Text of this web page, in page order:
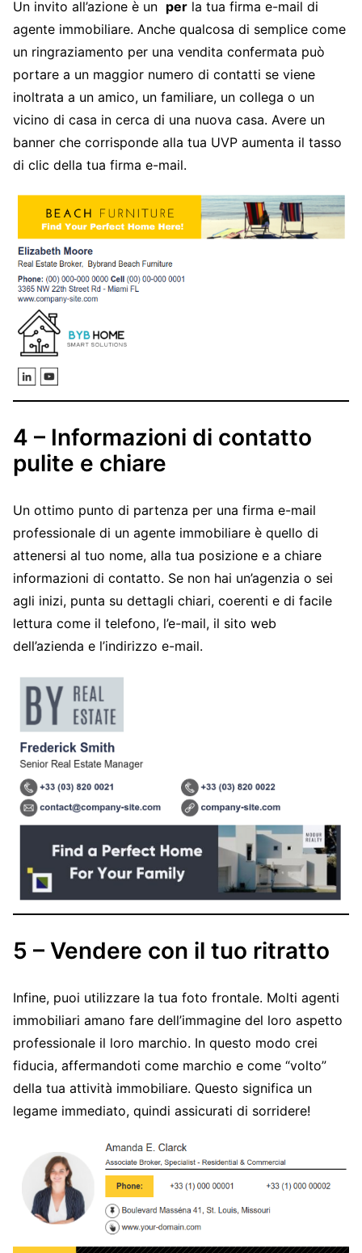
Un invito all’azione è un per la tua firma e-mail di
agente immobiliare. Anche qualcosa di semplice come
un ringraziamento per una vendita confermata può
portare a un maggior numero di contatti se viene
inoltrata a un amico, un familiare, un collega o un
vicino di casa in cerca di una nuova casa. Avere un
banner che corrisponde alla tua UVP aumenta il tasso
di clic della tua firma e-mail.
4 – Informazioni di contatto
pulite e chiare
Un ottimo punto di partenza per una firma e-mail
professionale di un agente immobiliare è quello di
attenersi al tuo nome, alla tua posizione e a chiare
informazioni di contatto. Se non hai un’agenzia o sei
agli inizi, punta su dettagli chiari, coerenti e di facile
lettura come il telefono, l’e-mail, il sito web
dell’azienda e l’indirizzo e-mail.
5 – Vendere con il tuo ritratto
Infine, puoi utilizzare la tua foto frontale. Molti agenti
immobiliari amano fare dell’immagine del loro aspetto
professionale il loro marchio. In questo modo crei
fiducia, affermandoti come marchio e come “volto”
della tua attività immobiliare. Questo significa un
legame immediato, quindi assicurati di sorridere!